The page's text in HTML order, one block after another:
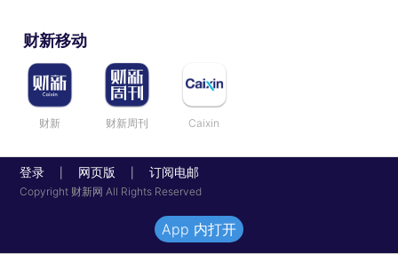
财新移动
财新 财新周刊 Caixin
登录 网页版 订阅电邮
Copyright 财新网 All Rights Reserved
App 内打开